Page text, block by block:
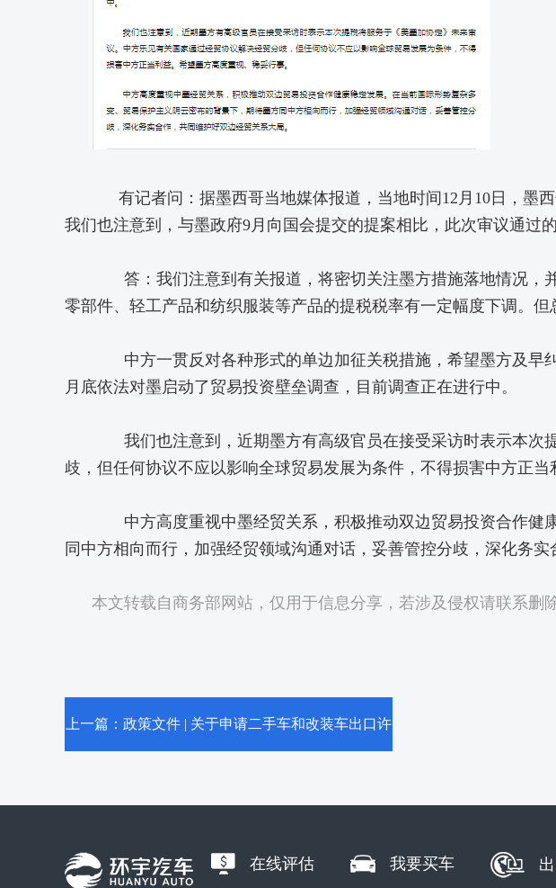
有记者问：据墨西哥当地媒体报道，当地时间12月10日，墨西
我们也注意到，与墨政府9月向国会提交的提案相比，此次审议通过
答：我们注意到有关报道，将密切关注墨方措施落地情况，
零部件、轻工产品和纺织服装等产品的提税税率有一定幅度下调。
中方一贯反对各种形式的单边加征关税措施，希望墨方及早
月底依法对墨启动了贸易投资壁垒调查，目前调查正在进行中。
我们也注意到，近期墨方有高级官员在接受采访时表示本次
歧，但任何协议不应以影响全球贸易发展为条件，不得损害中方正当
中方高度重视中墨经贸关系，积极推动双边贸易投资合作健
同中方相向而行，加强经贸领域沟通对话，妥善管控分歧，深化务实
本文转载自商务部网站 ，仅用于信息分享，若涉及侵权请联系删
上一篇：政策文件 | 关于申请二手车和改装车出口许
在线评估 我要买车